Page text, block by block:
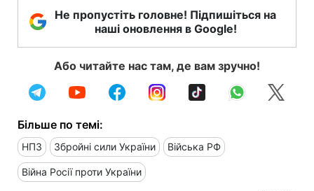
Не пропустіть головне! Підпишіться на
наші оновлення в Google!
Або читайте нас там, де вам зручно!
Більше по темі:
НПЗ Збройні сили України Війська РФ
Війна Росії проти України